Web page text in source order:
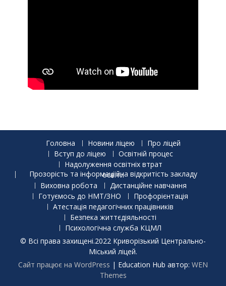
Головна Новини ліцею
Про ліцей
Вступ до ліцею
Освітній процес
Надолуження освітніх втрат
Прозорість та інформаціійна відкритість закладу освіти
Виховна робота
Дистанційне навчання
Готуємось до НМТ/ЗНО
Профорієнтація
Атестація педагогічних працівників
Безпека життєдіяльності
Психологічна служба КЦМЛ
© Всі права захищені.2022 Криворізький Центрально-
Міський ліцей.
Сайт працює на WordPress | Education Hub автор: WEN
Themes